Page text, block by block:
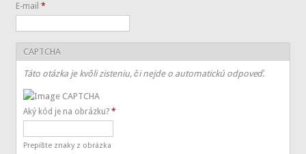
E-mail*
CAPTCHA
Táto otázka je kvôli zisteniu, či nejde o automatickú odpoveď.
Aký kód je na obrázku?*
Prepíšte znaky z obrázka